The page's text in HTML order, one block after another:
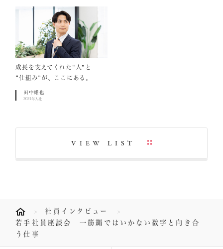
成長を支えてくれた“人”と
“仕組み”が、ここにある。
田中雄也
2021年入社
VIEW LIST
社員インタビュー
若手社員座談会 一筋縄ではいかない数字と向き合
う仕事